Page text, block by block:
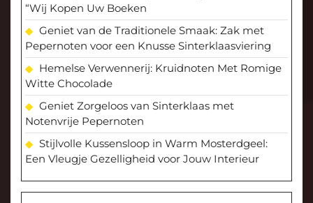
“Wij Kopen Uw Boeken
Geniet van de Traditionele Smaak: Zak met
Pepernoten voor een Knusse Sinterklaasviering
Hemelse Verwennerij: Kruidnoten Met Romige
Witte Chocolade
Geniet Zorgeloos van Sinterklaas met
Notenvrije Pepernoten
Stijlvolle Kussensloop in Warm Mosterdgeel:
Een Vleugje Gezelligheid voor Jouw Interieur